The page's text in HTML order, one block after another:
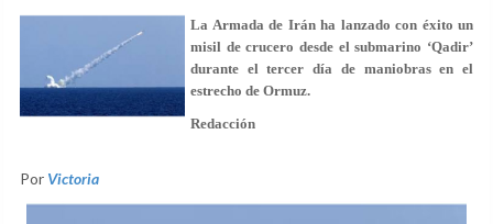
La Armada de Irán ha lanzado con éxito un
misil de crucero desde el submarino ‘Qadir’
durante el tercer día de maniobras en el
estrecho de Ormuz.
Redacción
Por Victoria